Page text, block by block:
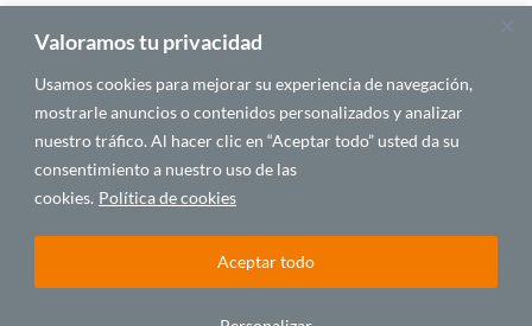
Valoramos tu privacidad
Usamos cookies para mejorar su experiencia de navegación,
mostrarle anuncios o contenidos personalizados y analizar
nuestro tráfico. Al hacer clic en “Aceptar todo” usted da su
consentimiento a nuestro uso de las
cookies. Política de cookies
Aceptar todo
Blog
Quiénes somos
Autores
Español